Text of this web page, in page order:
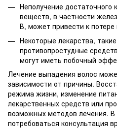
Неполучение достаточного
веществ, в частности
В, может привести к потере
Некоторые лекарства,
противопростудные
могут иметь побочный
Лечение выпадения волос
зависимости от причины.
режима жизни, изменение
лекарственных средств или
возможных методов лечения.
потребоваться консультация